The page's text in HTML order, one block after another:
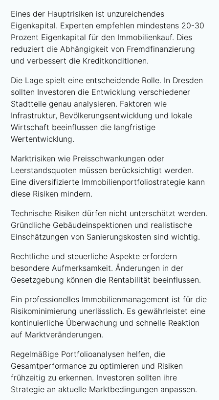
Eines der Hauptrisiken ist unzureichendes
Eigenkapital. Experten empfehlen mindestens 20-30
Prozent Eigenkapital für den Immobilienkauf. Dies
reduziert die Abhängigkeit von Fremdfinanzierung
und verbessert die Kreditkonditionen.
Die Lage spielt eine entscheidende Rolle. In Dresden
sollten Investoren die Entwicklung verschiedener
Stadtteile genau analysieren. Faktoren wie
Infrastruktur, Bevölkerungsentwicklung und lokale
Wirtschaft beeinflussen die langfristige
Wertentwicklung.
Marktrisiken wie Preisschwankungen oder
Leerstandsquoten müssen berücksichtigt werden.
Eine diversifizierte Immobilienportfoliostrategie kann
diese Risiken mindern.
Technische Risiken dürfen nicht unterschätzt werden.
Gründliche Gebäudeinspektionen und realistische
Einschätzungen von Sanierungskosten sind wichtig.
Rechtliche und steuerliche Aspekte erfordern
besondere Aufmerksamkeit. Änderungen in der
Gesetzgebung können die Rentabilität beeinflussen.
Ein professionelles Immobilienmanagement ist für die
Risikominimierung unerlässlich. Es gewährleistet eine
kontinuierliche Überwachung und schnelle Reaktion
auf Marktveränderungen.
Regelmäßige Portfolioanalysen helfen, die
Gesamtperformance zu optimieren und Risiken
frühzeitig zu erkennen. Investoren sollten ihre
Strategie an aktuelle Marktbedingungen anpassen.